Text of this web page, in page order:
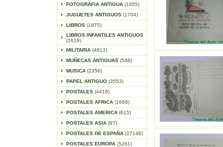
FOTOGRAFIA ANTIGUA (1055)
JUGUETES ANTIGUOS (1704)
LIBROS (1875)
LIBROS INFANTILES ANTIGUOS
(1619)
MILITARIA (4813)
MUÑECAS ANTIGUAS (548)
MUSICA (2356)
PAPEL ANTIGUO (3553)
POSTALES (4418)
POSTALES AFRICA (1669)
POSTALES AMERICA (615)
POSTALES ASIA (97)
POSTALES DE ESPAÑA (27146)
POSTALES EUROPA (5261)